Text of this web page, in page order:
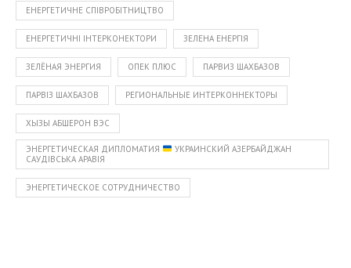
ЕНЕРГЕТИЧНЕ СПІВРОБІТНИЦТВО
ЕНЕРГЕТИЧНІ ІНТЕРКОНЕКТОРИ ЗЕЛЕНА ЕНЕРГІЯ
ЗЕЛЁНАЯ ЭНЕРГИЯ ОПЕК ПЛЮС ПАРВИЗ ШАХБАЗОВ
ПАРВІЗ ШАХБАЗОВ РЕГИОНАЛЬНЫЕ ИНТЕРКОННЕКТОРЫ
ХЫЗЫ АБШЕРОН ВЭС
ЭНЕРГЕТИЧЕСКАЯ ДИПЛОМАТИЯ
УКРАИНСКИЙ АЗЕРБАЙДЖАН
САУДІВСЬКА АРАВІЯ
ЭНЕРГЕТИЧЕСКОЕ СОТРУДНИЧЕСТВО